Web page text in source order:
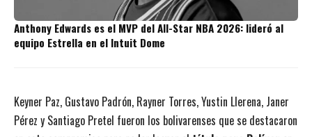
Anthony Edwards es el MVP del All-Star NBA 2026: lideró al
equipo Estrella en el Intuit Dome
Keyner Paz, Gustavo Padrón, Rayner Torres, Yustin Llerena, Janer
Pérez y Santiago Pretel fueron los bolivarenses que se destacaron